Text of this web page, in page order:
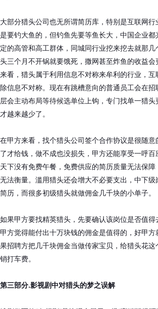
大部分猎头公司也无所谓简历库，特别是互联网
是要钓大鱼的，但钓鱼先要等鱼长大，中国企业
定的高管和高工群体，同城同行业挖来挖去就那
头三个月不开锅就要饿死，撒网甚至炸鱼的收益
来看，猎头属于利用信息不对称来牟利的行业，
除信息不对称。现在有跳槽意向的普通员工会在
层会主动布局等待候选单位上钩，专门找单一猎头
才越来越少了。
在甲方来看，找个猎头公司签个合作协议是很随
了才给钱，做不成也没损失，甲方还能享受一呼
天下没有免费午餐，免费供应的简历质量无法保
无法衡量。滥用猎头还会增大不必要支出，中下
简历，而很多初级猎头就做佣金几千块的小单子。
如果甲方要找精英猎头，先要确认该岗位是否值得
甲方觉得能付出十万块钱的佣金是值得的，好甲
果招聘方把几千块佣金当做传家宝贝，给猎头花
销打车费。
第三部分.影视剧中对猎头的梦之误解